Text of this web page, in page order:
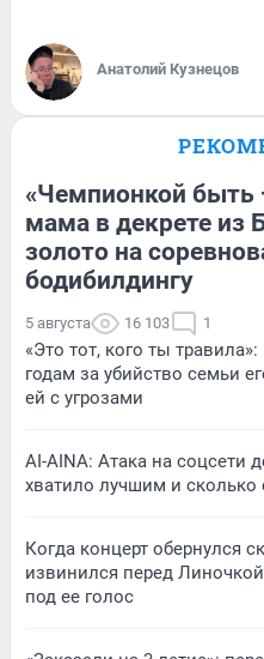
Анатолий Кузнецов
«Чемпионкой быть
мама в декрете из
золото на
бодибилдингу
5 августа 16 103 1
«Это тот, кого ты
годам за убийство семьи
ей с угрозами
AI-AINA: Атака на соцсети
хватило лучшим и сколько
Когда концерт обернулся
извинился перед
под ее голос